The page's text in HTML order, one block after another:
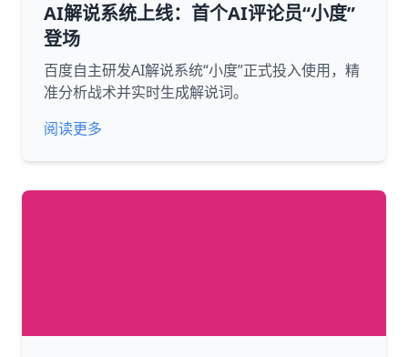
AI解说系统上线：首个AI评论员“小度”
登场
百度自主研发AI解说系统“小度”正式投入使用，精
准分析战术并实时生成解说词。
阅读更多